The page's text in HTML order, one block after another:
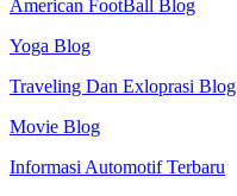
American FootBall Blog
Yoga Blog
Traveling Dan Exloprasi Blog
Movie Blog
Informasi Automotif Terbaru